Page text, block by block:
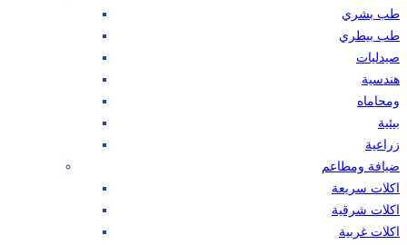
طب بشري
طب بيطري
صيدليات
هندسية
ومحاماه
بيئية
زراعية
ضيافة ومطاعم
اكلات سريعة
اكلات شرقية
اكلات غربية